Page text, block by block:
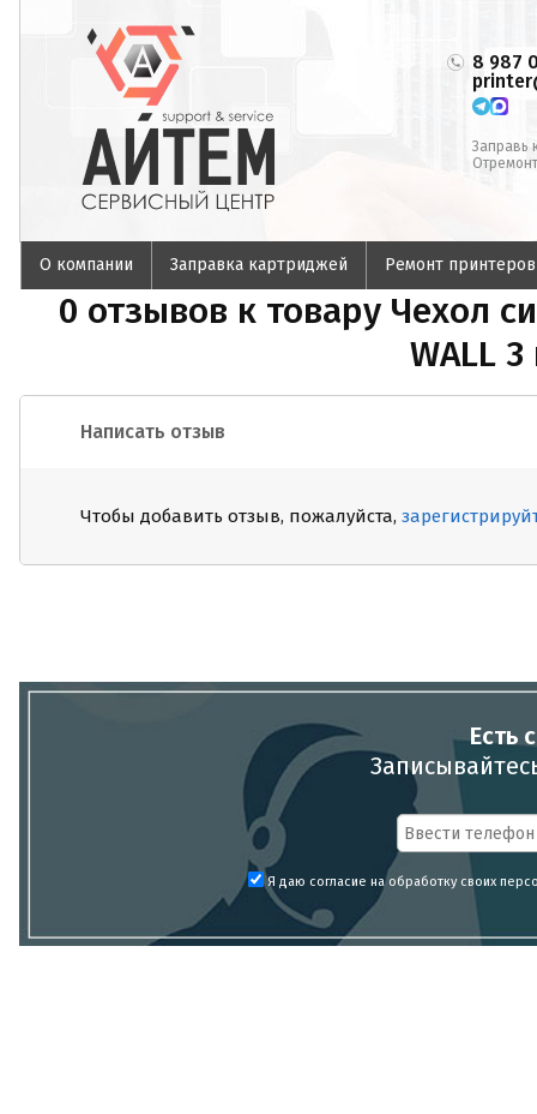
8 987
Заправь
О компании Заправка картриджей Ремонт принтеров
0 отзывов к товару Чехол
WALL
Написать отзыв
Чтобы добавить отзыв, пожалуйста,
Есть
Я даю согласие на обработку своих